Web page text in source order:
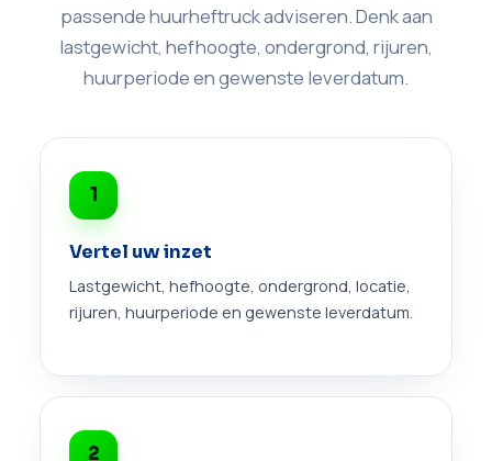
passende huurheftruck adviseren. Denk aan
lastgewicht, hefhoogte, ondergrond, rijuren,
huurperiode en gewenste leverdatum.
1
Vertel uw inzet
Lastgewicht, hefhoogte, ondergrond, locatie,
rijuren, huurperiode en gewenste leverdatum.
2